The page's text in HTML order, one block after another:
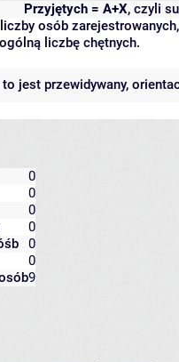
Przyjętych = A+X, czyli
osób
liczbę chętnych.
to jest przewidywany,
0
0
0
0
0
0
9